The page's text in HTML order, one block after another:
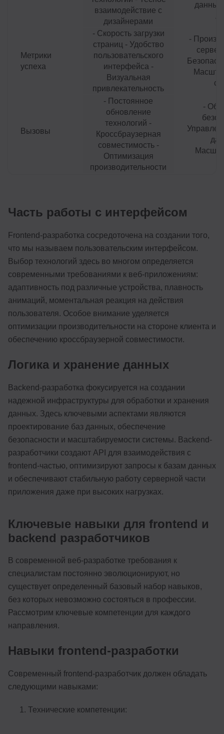
взаимодействие с
дизайнерами
Метрики
успеха
- Скорость загрузки
страниц - Удобство
пользовательского
интерфейса -
Визуальная
привлекательность
-
Вызовы
- Постоянное
обновление
технологий -
Кроссбраузерная
совместимость -
Оптимизация
производительности
-
Часть работы с интерфейсом
Frontend-разработка сосредоточена на создании того,
что мы называем пользовательским интерфейсом.
Выбор технологий здесь во многом определяется
современными требованиями к веб-приложениям:
адаптивность под различные устройства, плавность
анимаций, моментальная реакция на действия
пользователя. Особое внимание уделяется
оптимизации производительности на стороне клиента и
обеспечению кроссбраузерной совместимости.
Логика и хранение данных
Backend-разработка фокусируется на создании
надежной инфраструктуры для обработки и хранения
данных. Здесь ключевыми аспектами являются
проектирование баз данных, обеспечение
безопасности и масштабируемости системы. Backend-
разработчики создают API для взаимодействия с
frontend-частью, оптимизируют запросы к базам данных
и обеспечивают стабильную работу серверной части
приложения даже при высоких нагрузках.
Ключевые навыки для frontend и
backend разработчиков
В современной веб-разработке требования к
специалистам постоянно эволюционируют, но
существует определенный базовый набор навыков,
без которых невозможно состояться в профессии.
Рассмотрим ключевые компетенции для каждого
направления.
Навыки frontend-разработки
Современный frontend-разработчик должен обладать
следующими навыками:
Технические компетенции: